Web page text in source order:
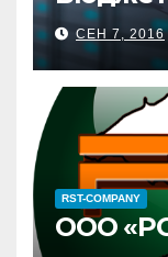
СЕН 7, 2016
RST-COMPANY
ООО